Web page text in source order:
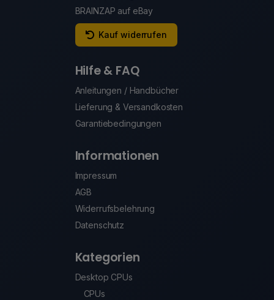
BRAINZAP auf eBay
Kauf widerrufen
Hilfe & FAQ
Anleitungen / Handbücher
Lieferung & Versandkosten
Garantiebedingungen
Informationen
Impressum
AGB
Widerrufsbelehrung
Datenschutz
Kategorien
Desktop CPUs
CPUs